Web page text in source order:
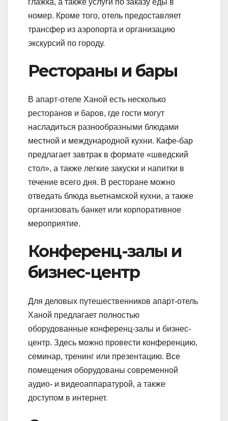
номер. Кроме того, отель предоставляет
трансфер из аэропорта и организацию
экскурсий по городу.
Рестораны и бары
В апарт-отеле Ханой есть несколько
ресторанов и баров, где гости могут
насладиться разнообразными блюдами
местной и международной кухни. Кафе-бар
предлагает завтрак в формате «шведский
стол», а также легкие закуски и напитки в
течение всего дня. В ресторане можно
отведать блюда вьетнамской кухни, а также
организовать банкет или корпоративное
мероприятие.
Конференц-залы и
бизнес-центр
Для деловых путешественников апарт-отель
Ханой предлагает полностью
оборудованные конференц-залы и бизнес-
центр. Здесь можно провести конференцию,
семинар, тренинг или презентацию. Все
помещения оборудованы современной
аудио- и видеоаппаратурой, а также
доступом в интернет.